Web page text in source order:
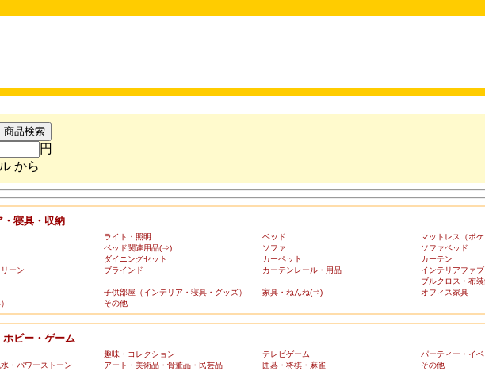
円
から
・寝具・収納
ライト・照明 ベッド マットレス（ポケ
ベッド関連用品(⇒) ソファ ソファベッド
ダイニングセット カーペット カーテン
ーン
ブラインド カーテンレール・用品
インテリアファ
ブルクロス・布装
子供部屋（インテリア・寝具・グッズ） 家具・ねんね(⇒) オフィス家具
その他
ホビー・ゲーム
趣味・コレクション テレビゲーム パーティー・イ
・パワーストーン
アート・美術品・骨董品・民芸品 囲碁・将棋・麻雀 その他